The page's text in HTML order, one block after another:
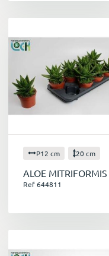
P12 cm 20 cm
ALOE MITRIFORMIS
Ref 644811